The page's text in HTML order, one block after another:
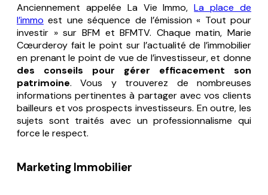
Anciennement appelée La Vie Immo,La place de
l’immo est une séquence de l’émission « Tout pour
investir » sur BFM et BFMTV. Chaque matin, Marie
Cœurderoy fait le point sur l’actualité de l’immobilier
en prenant le point de vue de l’investisseur, et donne
des conseils pour gérer efficacement son
patrimoine. Vous y trouverez de nombreuses
informations pertinentes à partager avec vos clients
bailleurs et vos prospects investisseurs. En outre, les
sujets sont traités avec un professionnalisme qui
force le respect.
Marketing Immobilier